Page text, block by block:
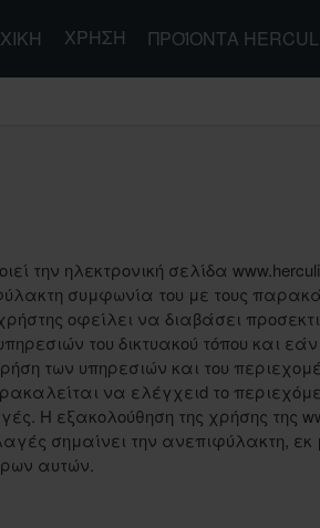
ΧΡΉΣΗ ΠΡΟΪΌΝΤΑ
την ηλεκτρονική σελίδα
συμφωνία του με τους
οφείλει να διαβάσει
του δικτυακού τόπου και
των υπηρεσιών και του
να ελέγχειd το
Η εξακολούθηση της χρήσης της
σημαίνει την ανεπιφύλακτη, εκ
αυτών.